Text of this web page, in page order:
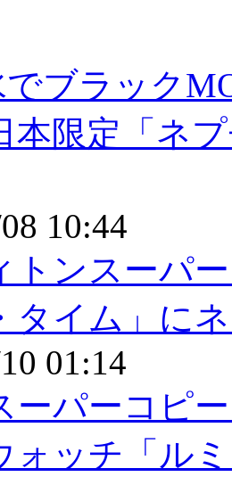
でブラック
本限定「ネ
10:44
トンスーパ
タイム」に
01:14
ーパーコピ
ォッチ「ル